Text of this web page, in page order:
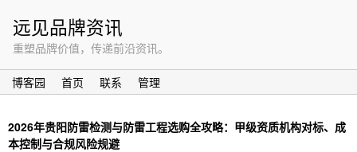
远见品牌资讯
重塑品牌价值，传递前沿资讯。
博客园 首页 联系 管理
2026年贵阳防雷检测与防雷工程选购全攻略：甲级资质机构对标、成
本控制与合规风险规避